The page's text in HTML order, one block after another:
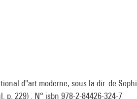
d''art moderne, sous la dir. de
p. 229) . N° isbn 978-2-84426-324-7